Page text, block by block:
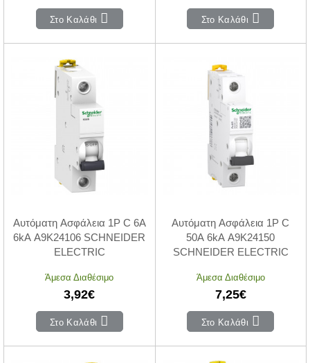
Στο Καλάθι Στο Καλάθι
Αυτόματη Ασφάλεια 1P C 6A
6kA A9K24106 SCHNEIDER
ELECTRIC
Άμεσα Διαθέσιμο
3,92€
Στο Καλάθι
Αυτόματη Ασφάλεια 1P C
50A 6kA A9K24150
SCHNEIDER ELECTRIC
Άμεσα Διαθέσιμο
7,25€
Στο Καλάθι